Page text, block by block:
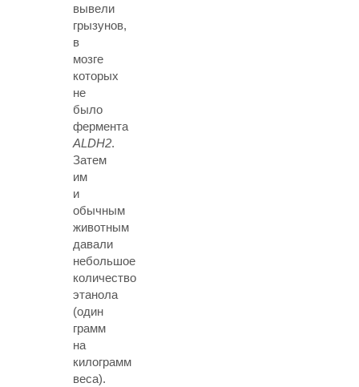
вывели
грызунов,
в
мозге
которых
не
было
фермента
ALDH2.
Затем
им
и
обычным
животным
давали
небольшое
количество
этанола
(один
грамм
на
килограмм
веса).